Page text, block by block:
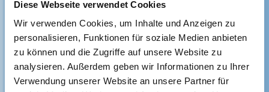
Diese Webseite verwendet Cookies
Wir verwenden Cookies, um Inhalte und Anzeigen zu
personalisieren, Funktionen für soziale Medien anbieten
zu können und die Zugriffe auf unsere Website zu
analysieren. Außerdem geben wir Informationen zu Ihrer
Verwendung unserer Website an unsere Partner für